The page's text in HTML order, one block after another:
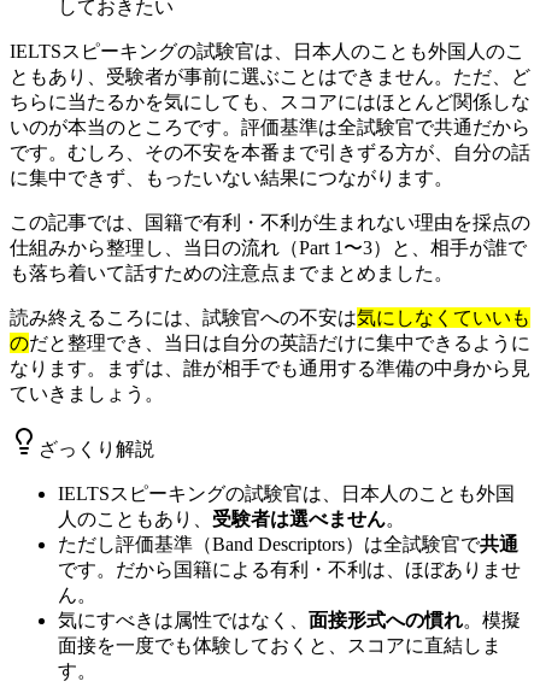
しておきたい
IELTSスピーキングの試験官は、日本人のことも外国人のこ
ともあり、受験者が事前に選ぶことはできません。ただ、ど
ちらに当たるかを気にしても、スコアにはほとんど関係しな
いのが本当のところです。評価基準は全試験官で共通だから
です。むしろ、その不安を本番まで引きずる方が、自分の話
に集中できず、もったいない結果につながります。
この記事では、国籍で有利・不利が生まれない理由を採点の
仕組みから整理し、当日の流れ（Part 1〜3）と、相手が誰で
も落ち着いて話すための注意点までまとめました。
読み終えるころには、試験官への不安は気にしなくていいも
のだと整理でき、当日は自分の英語だけに集中できるように
なります。まずは、誰が相手でも通用する準備の中身から見
ていきましょう。
ざっくり解説
IELTSスピーキングの試験官は、日本人のことも外国
人のこともあり、 受験者は選べません。
ただし評価基準（Band Descriptors）は全試験官で共通
です。だから国籍による有利・不利は、ほぼありませ
ん。
気にすべきは属性ではなく、 面接形式への慣れ。模擬
面接を一度でも体験しておくと、スコアに直結しま
す。